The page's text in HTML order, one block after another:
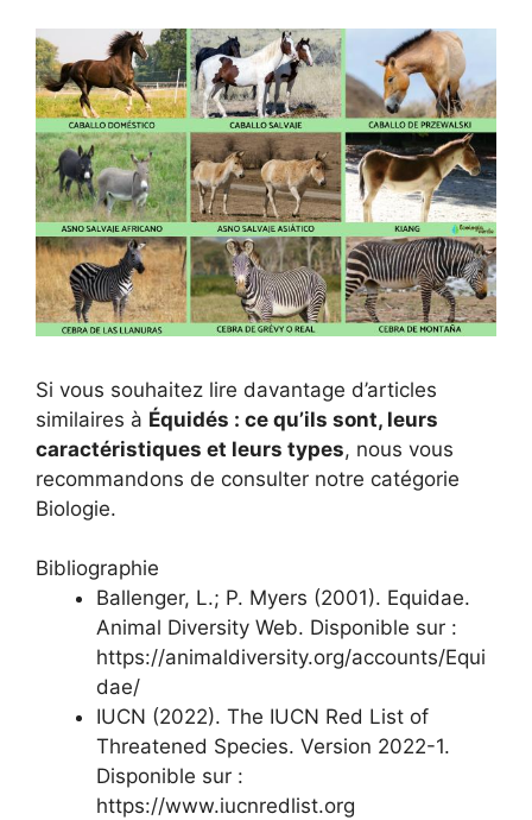
Si vous souhaitez lire davantage d’articles
similaires à Équidés : ce qu’ils sont, leurs
caractéristiques et leurs types, nous vous
recommandons de consulter notre catégorie
Biologie.
Bibliographie
Ballenger, L.; P. Myers (2001). Equidae.
Animal Diversity Web. Disponible sur :
https://animaldiversity.org/accounts/Equi
dae/
IUCN (2022). The IUCN Red List of
Threatened Species. Version 2022-1.
Disponible sur :
https://www.iucnredlist.org